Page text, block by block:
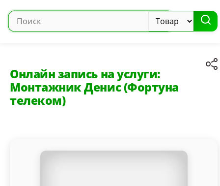
Онлайн запись на услуги:
Монтажник Денис (Фортуна
телеком)